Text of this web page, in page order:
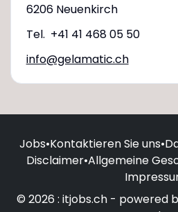
6206 Neuenkirch
Tel. +41 41 468 05 50
info@gelamatic.ch
Jobs•Kontaktieren Sie uns•
Disclaimer•Allgemeine
© 2026 : itjobs.ch - powered